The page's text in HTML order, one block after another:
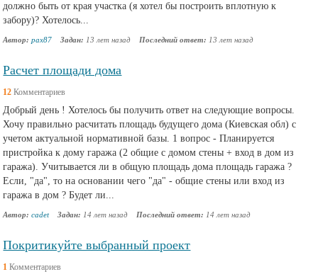
должно быть от края участка (я хотел бы построить вплотную к
забору)? Хотелось...
Автор: pax87 Задан: 13 лет назад Последний ответ: 13 лет назад
Расчет площади дома
12 Комментариев
Добрый день ! Хотелось бы получить ответ на следующие вопросы.
Хочу правильно расчитать площадь будущего дома (Киевская обл) с
учетом актуальной нормативной базы. 1 вопрос - Планируется
пристройка к дому гаража (2 общие с домом стены + вход в дом из
гаража). Учитывается ли в общую площадь дома площадь гаража ?
Если, "да", то на основании чего "да" - общие стены или вход из
гаража в дом ? Будет ли...
Автор: cadet Задан: 14 лет назад Последний ответ: 14 лет назад
Покритикуйте выбранный проект
1 Комментариев